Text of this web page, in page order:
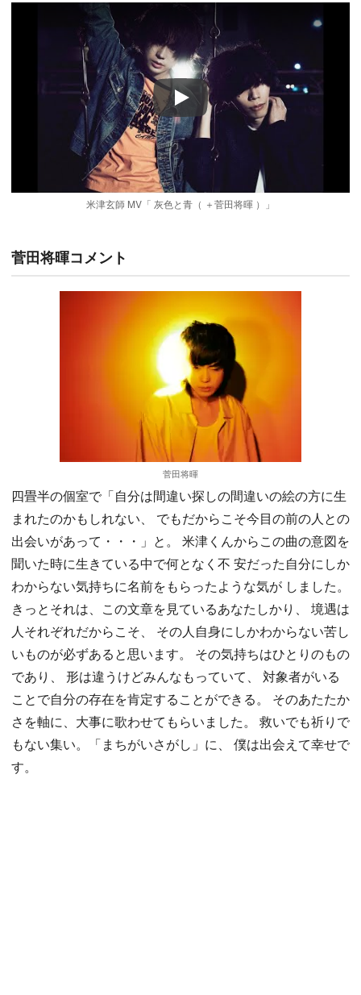
Play
米津玄師 MV「 灰色と青（ ＋菅田将暉 ）」
菅田将暉コメント
菅田将暉
四畳半の個室で「自分は間違い探しの間違いの絵の方に生
まれたのかもしれない、 でもだからこそ今目の前の人との
出会いがあって・・・」と。 米津くんからこの曲の意図を
聞いた時に生きている中で何となく不 安だった自分にしか
わからない気持ちに名前をもらったような気が しました。
きっとそれは、この文章を見ているあなたしかり、 境遇は
人それぞれだからこそ、 その人自身にしかわからない苦し
いものが必ずあると思います。 その気持ちはひとりのもの
であり、 形は違うけどみんなもっていて、 対象者がいる
ことで自分の存在を肯定することができる。 そのあたたか
さを軸に、大事に歌わせてもらいました。 救いでも祈りで
もない集い。「まちがいさがし」に、 僕は出会えて幸せで
す。